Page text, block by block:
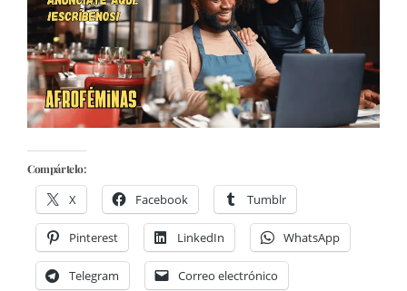
Compártelo:
X Facebook Tumblr
Pinterest LinkedIn WhatsApp
Telegram Correo electrónico